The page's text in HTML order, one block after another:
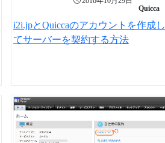
Quicca
i2i.jpとQuiccaのアカウントを作成し
てサーバーを契約する方法